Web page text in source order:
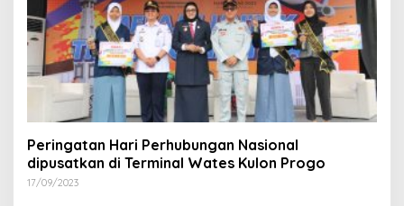
Peringatan Hari Perhubungan Nasional
dipusatkan di Terminal Wates Kulon Progo
17/09/2023